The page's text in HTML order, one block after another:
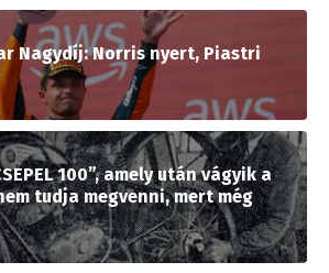
Nagydíj: Norris nyert, Piastri
100”, amely után vágyik a
tudja megvenni, mert még